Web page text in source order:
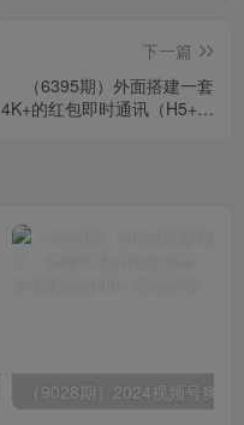
下一篇
（6395期）外面搭建一套
4K+的红包即时通讯（H5+安